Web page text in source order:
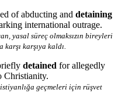
of abducting and detaining
international outrage.
yasal süreç olmaksızın bireyleri
karşıya kaldı.
detained for allegedly
Christianity.
geçmeleri için rüşvet